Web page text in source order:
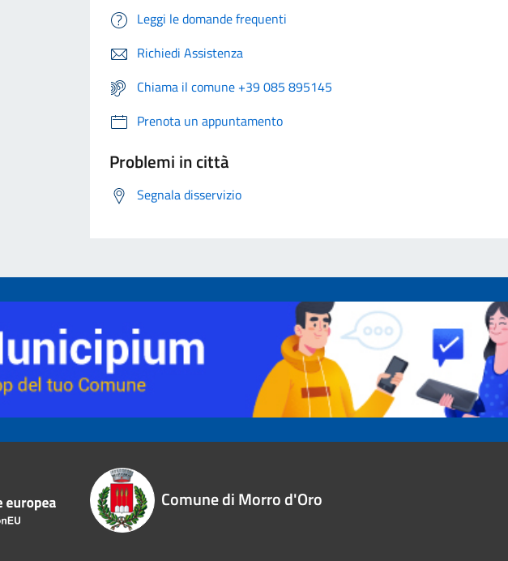
Leggi le domande frequenti
Richiedi Assistenza
Chiama il comune +39 085 895145
Prenota un appuntamento
Problemi in città
Segnala disservizio
Comune di Morro d'Oro